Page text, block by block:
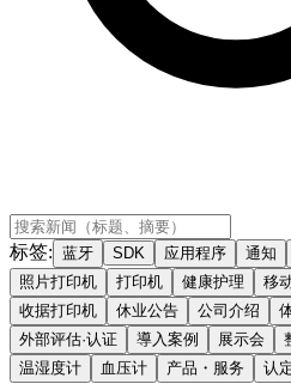
标签: 蓝牙 SDK 应用程序 通知
照片打印机
打印机 健康护理 移
收据打印机
休业公告 公司介绍
外部评估·认证
導入案例 展示会
温湿度计
血压计 产品・服务 认